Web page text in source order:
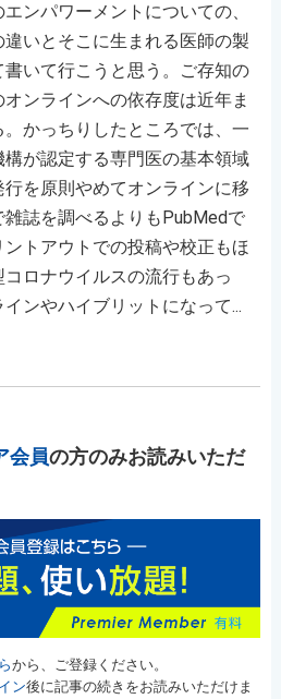
ンパワーメントについての、
いとそこに生まれる医師の製
いて行こうと思う。ご存知の
ンラインへの依存度は近年ま
かっちりしたところでは、一
が認定する専門医の基本領域
を原則やめてオンラインに移
誌を調べるよりもPubMedで
トアウトでの投稿や校正もほ
ロナウイルスの流行もあっ
ンやハイブリットになって...
会員の方のみお読みいただ
から、ご登録ください。
ン後に記事の続きをお読みいただけま